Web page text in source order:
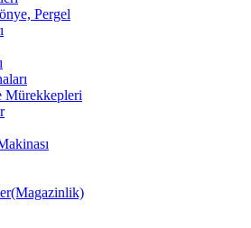
Pergel
Mürekkepleri